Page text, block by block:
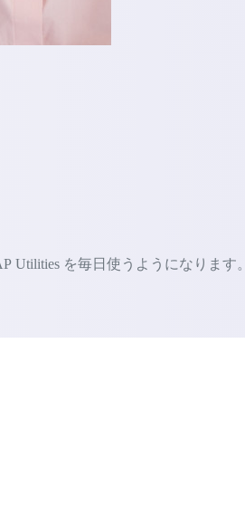
Utilities を毎日使うようになります。